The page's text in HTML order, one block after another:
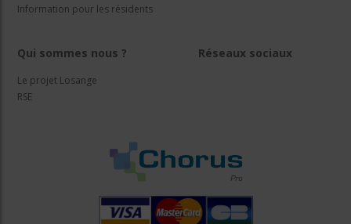
Information pour les résidents
Qui sommes nous ?
Le projet Losange
RSE
Réseaux sociaux